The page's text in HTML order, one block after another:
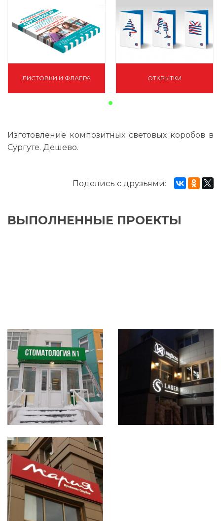
ЛИСТОВКИ И ФЛАЕРА ОТКРЫТКИ
Изготовление композитных световых коробов в
Сургуте. Дешево.
Поделись с друзьями:
ВЫПОЛНЕННЫЕ ПРОЕКТЫ